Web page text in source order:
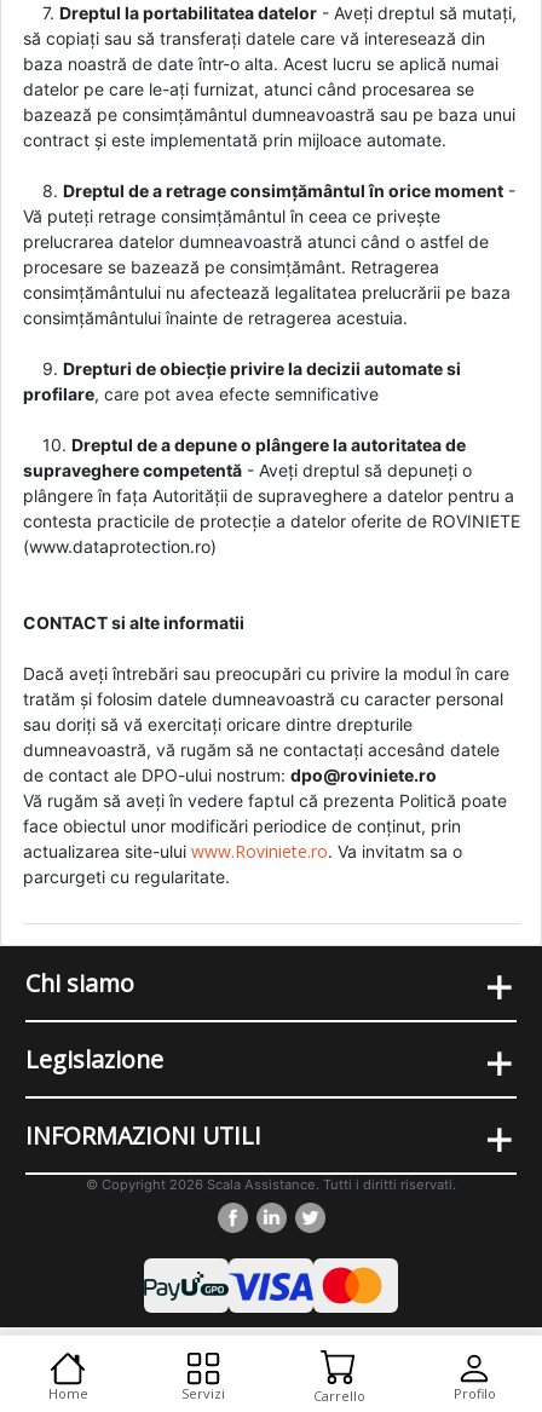
7. Dreptul la portabilitatea datelor- Aveți dreptul să mutați,
să copiați sau să transferați datele care vă interesează din
baza noastră de date într-o alta. Acest lucru se aplică numai
datelor pe care le-ați furnizat, atunci când procesarea se
bazează pe consimțământul dumneavoastră sau pe baza unui
contract și este implementată prin mijloace automate.
8. Dreptul de a retrage consimțământul în orice moment-
Vă puteți retrage consimțământul în ceea ce privește
prelucrarea datelor dumneavoastră atunci când o astfel de
procesare se bazează pe consimțământ. Retragerea
consimțământului nu afectează legalitatea prelucrării pe baza
consimțământului înainte de retragerea acestuia.
9. Drepturi de obiecție privire la decizii automate si
profilare, care pot avea efecte semnificative
10. Dreptul de a depune o plângere la autoritatea de
supraveghere competentă- Aveți dreptul să depuneți o
plângere în fața Autorității de supraveghere a datelor pentru a
contesta practicile de protecție a datelor oferite de ROVINIETE
(www.dataprotection.ro)
CONTACT si alte informatii
Dacă aveți întrebări sau preocupări cu privire la modul în care
tratăm și folosim datele dumneavoastră cu caracter personal
sau doriți să vă exercitați oricare dintre drepturile
dumneavoastră, vă rugăm să ne contactați accesând datele
de contact ale DPO-ului nostrum: dpo@roviniete.ro
Vă rugăm să aveți în vedere faptul că prezenta Politică poate
face obiectul unor modificări periodice de conținut, prin
actualizarea site-ului www.Roviniete.ro. Va invitatm sa o
parcurgeti cu regularitate.
Chi siamo +
Legislazione +
INFORMAZIONI UTILI +
© Copyright 2026 Scala Assistance. Tutti i diritti riservati.
Versione desktop
Home Servizi Carrello Profilo